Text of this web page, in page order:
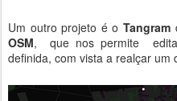
Um outro projeto é o Tangram
OSM, que nos permite
definida, com vista a realçar um